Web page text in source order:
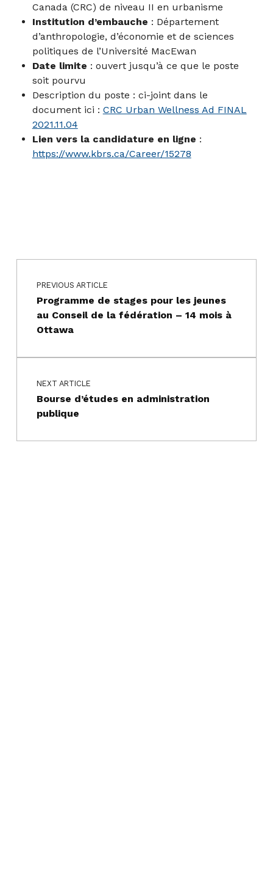
Canada (CRC) de niveau II en urbanisme
Institution d’embauche : Département
d’anthropologie, d’économie et de sciences
politiques de l’Université MacEwan
Date limite : ouvert jusqu’à ce que le poste
soit pourvu
Description du poste : ci-joint dans le
document ici : CRC Urban Wellness Ad FINAL
2021.11.04
Lien vers la candidature en ligne :
https://www.kbrs.ca/Career/15278
Skip back to main navigation
Navigation de l’article
PREVIOUS ARTICLE
Programme de stages pour les jeunes
au Conseil de la fédération – 14 mois à
Ottawa
NEXT ARTICLE
Bourse d’études en administration
publique